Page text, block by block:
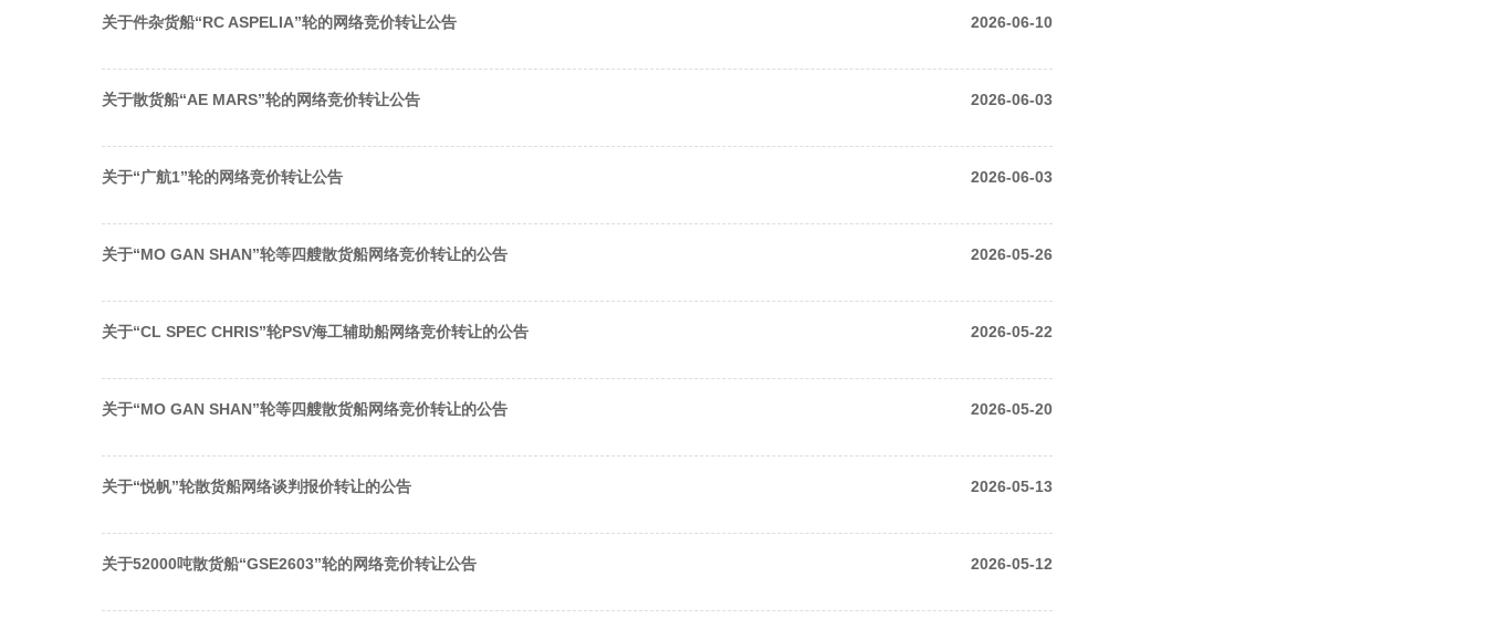
关于件杂货船“RC ASPELIA”轮的网络竞价转让公告 2026-06-10
关于散货船“AE MARS”轮的网络竞价转让公告 2026-06-03
关于“广航1”轮的网络竞价转让公告 2026-06-03
关于“MO GAN SHAN”轮等四艘散货船网络竞价转让的公告 2026-05-26
关于“CL SPEC CHRIS”轮PSV海工辅助船网络竞价转让的公告 2026-05-22
关于“MO GAN SHAN”轮等四艘散货船网络竞价转让的公告 2026-05-20
关于“悦帆”轮散货船网络谈判报价转让的公告 2026-05-13
关于52000吨散货船“GSE2603”轮的网络竞价转让公告 2026-05-12